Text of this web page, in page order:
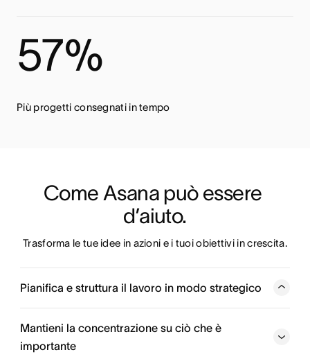
57%
Più progetti consegnati in tempo
Come Asana può essere
d’aiuto.
Trasforma le tue idee in azioni e i tuoi obiettivi in crescita.
Pianifica e struttura il lavoro in modo strategico
Mantieni i team responsabili organizzando progetti e
attività in un unico posto. Con AI Studio puoi progettare
flussi di lavoro basati sull’IA per gestire il lavoro
Mantieni la concentrazione su ciò che è
importante